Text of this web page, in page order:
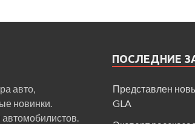
авто,
новинки.
ПОСЛЕДНИЕ
Представлен
GLA